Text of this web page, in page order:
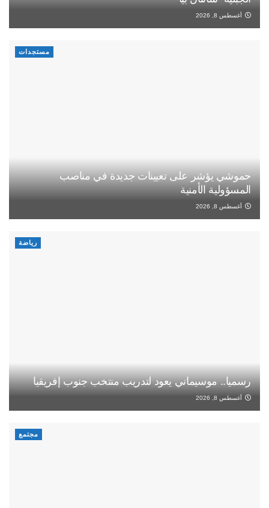
أغسطس 8, 2026
مستجدات
حموشي يؤشر على تعيينات جديدة في مناصب
المسؤولية الأمنية
أغسطس 8, 2026
رياضة
رسميا.. موسيماني يعود لتدريب منتخب جنوب إفريقيا
أغسطس 8, 2026
مجتمع